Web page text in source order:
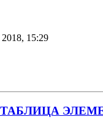
2018, 15:29